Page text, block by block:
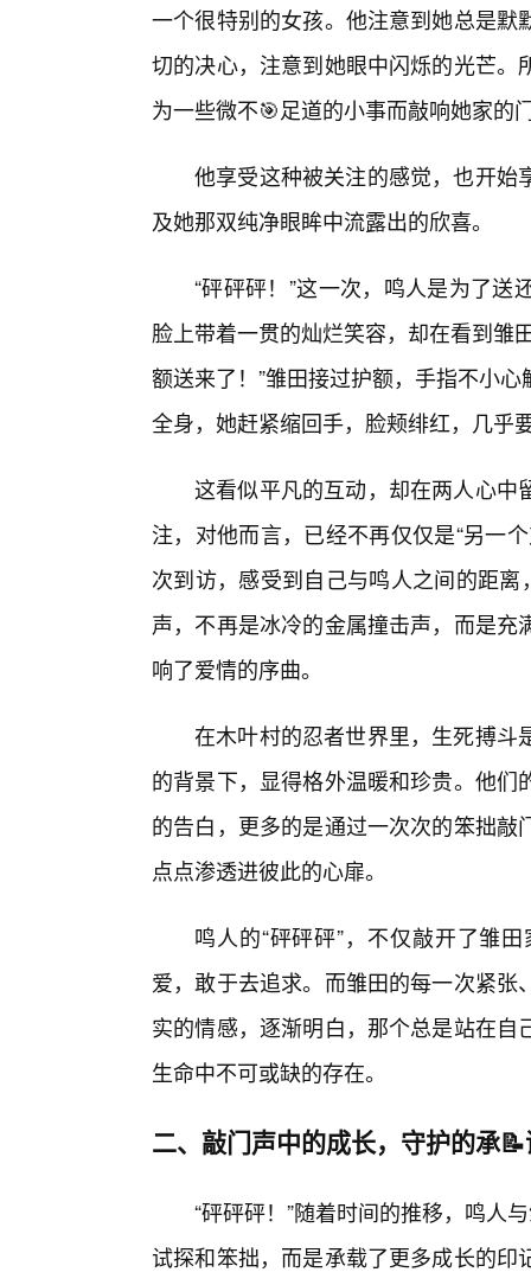
一个很特别的女孩。他注意到她总是
切的决心，注意到她眼中闪烁的光芒
为一些微不🎯足道的小事而敲响她家的
他享受这种被关注的感觉，也开始
及她那双纯净眼眸中流露出的欣喜。
“砰砰砰！”这一次，鸣人是为了
脸上带着一贯的灿烂笑容，却在看到雏
额送来了！”雏田接过护额，手指不小
全身，她赶紧缩回手，脸颊绯红，几
这看似平凡的互动，却在两人心中
注，对他而言，已经不再仅仅是“另一
次到访，感受到自己与鸣人之间的距
声，不再是冰冷的金属撞击声，而是
响了爱情的序曲。
在木叶村的忍者世界里，生死搏斗
的背景下，显得格外温暖和珍贵。他
的告白，更多的是通过一次次的笨拙
点点渗透进彼此的心扉。
鸣人的“砰砰砰”，不仅敲开了雏
爱，敢于去追求。而雏田的每一次紧
实的情感，逐渐明白，那个总是站在
生命中不可或缺的存在。
二、敲门声中的成长，守护的承
“砰砰砰！”随着时间的推移，鸣人
试探和笨拙，而是承载了更多成长的